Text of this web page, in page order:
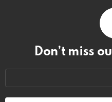
Don’t miss